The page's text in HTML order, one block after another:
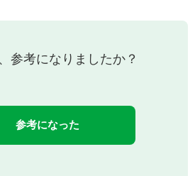
参考になりましたか？
参考になった